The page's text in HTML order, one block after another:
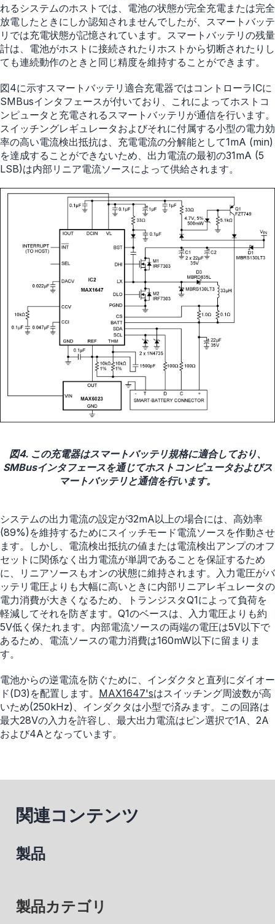
れるシステムのホストでは、電池の状態が完全充電または完全
放電したときにしか認知されませんでしたが、スマートバッテ
リでは充電状態が記憶されています。スマートバッテリの残量
計は、電池がホストに接続されたりホストから切断されたりし
ても連続動作のときと同じ精度を維持することができます。
図4に示すスマートバッテリ適合充電器ではコントローラICに
SMBusインタフェースが付いており、これによってホストコ
ンピュータと充電されるスマートバッテリが通信を行います。
スイッチングレギュレータおよびそれに付属する小型の電力効
率の高い電流検出抵抗は、充電電流の分解能として1mA (min)
を達成することができないため、出力電流の最初の31mA (5
LSB)は内部リニア電流ソースによって供給されます。
図4. この充電器はスマートバッテリ規格に適合しており、
SMBusインタフェースを通じてホストコンピュータおよびス
マートバッテリと通信を行います。
システムの出力電流の設定が32mA以上の場合には、高効率
(89%)を維持するためにスイッチモード電流ソースを作動させ
ます。しかし、電流検出抵抗の値または電流検出アンプのオフ
セットに関係なく出力電流が単調であることを保証するため
に、リニアソースもオンの状態に維持されます。入力電圧がバ
ッテリ電圧よりも大幅に高いときに内部リニアレギュレータの
電力消費が大きくなるため、トランジスタQ1によって負荷を
軽減してそれを防ぎます。Q1のベースは、入力電圧よりも約
5V低く保たれます。内部電流ソースの両端の電圧は5V以下で
あるため、電流ソースの電力消費は160mW以下に留まりま
す。
電池からの逆電流を防ぐために、インダクタと直列にダイオー
ド(D3)を配置します。 MAX1647'sはスイッチング周波数が高
いため(250kHz)、インダクタは小型で済みます。この回路は
最大28Vの入力を許容し、最大出力電流はピン選択で1A、2A
および4Aとなっています。
関連コンテンツ
製品
製品カテゴリ